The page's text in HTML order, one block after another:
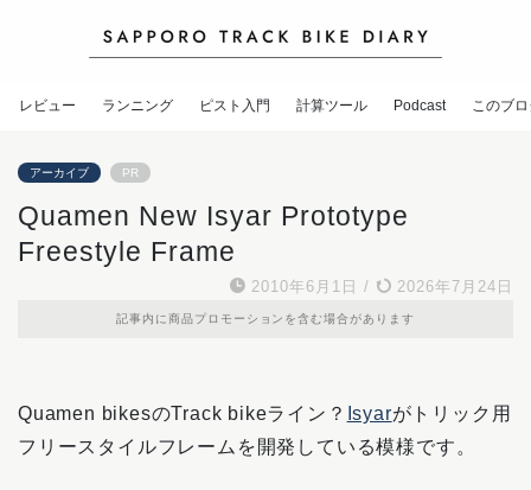
レビュー ランニング ピスト入門 計算ツール Podcast このブ
アーカイブ PR
Quamen New Isyar Prototype
Freestyle Frame
2010年6月1日 / 2026年7月24日
記事内に商品プロモーションを含む場合があります
Quamen bikesのTrack bikeライン？ Isyarがトリック用
フリースタイルフレームを開発している模様です。